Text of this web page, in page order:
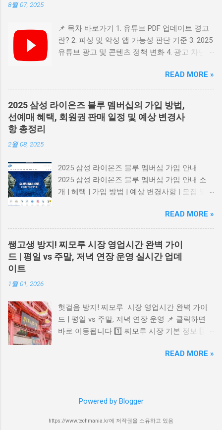
8월 07, 2025
📌 목차 바로가기 1. 유튜브 PDF 업데이트 경고
란? 2. 피싱 및 악성 앱 가능성 판단 기준 3. 2025
유튜브 광고 및 콘텐츠 정책 변화 4. 광고 차단
브 PDF 업데이트 경고란? 일부 사용자들은 유튜
브 접속 시 "PDF 파일을 업데이트 하시오" 같은
메시지를 마주하게 됩니다. 이는 공식 유튜브 알
림이 아닌 광고성 팝업 이자, 악성 소프트웨어
유도 가능성 이 높은 사기 형태입니다. 📎 Adobe
거나 '지금 클릭하세요' 식의 유도 문구 사용 의
심스러운 링크, .apk 파일 등 다운로드 요구 맞춤
법 오류, 문법 오류 등 비전문적 메시지 구성 로
KISA 공식 홈페이지 (한국인터넷진흥원) 3.
2025 유튜브 광고 및 콘텐츠 정책 변화 2025년 7
월부터 유튜브는 반복적·비진정성 콘텐츠 에 대
해 수익 제한 조치를 강화하고 있습니다. 이는
성 을 유지한다면 문제되지 않습니다. 📎 유튜브
파트너 프로그램 정책 보기 4. 광고 차단 프로그
램 관련 정책 현재까지는 광고 차단 프로그램 사
지만, 유튜브는 탐지 기술을 강화 중이며, 앞으
그램(Adblock Plus) 5. 요약 및 보안 수칙 유튜브
READ MORE »
2025 삼성 라이온즈 블루 멤버십의 가입 방법,
선예매 혜택, 회원권 판매 일정 및 예상 변경사
항 총정리
2월 08, 2025
2025 삼성 라이온즈 블루 멤버십 가입 안내
2025 삼성 라이온즈 블루 멤버십 가입 안내 소
개 | 혜택 | 가입 방법 | 예상 변경사항 | 모집 일
십이 2025년을 맞아 새롭게 모집을 시작합니다!
이 멤버십은 라이온즈 팬들에게 특별한 혜택을
제공하는 유료 회원 제도입니다. 블루 멤버십 혜
택 가장 큰 혜택은 일반 예매보다 하루 먼저 티
켓을 예매할 수 있다는 점이에요. 또한, 외야 지
삼성 라이온즈 몰에서 회원권을 구매한 후, 삼성
라이온즈 홈페이지나 앱에서 블루 회원 가입을
완료하면 됩니다. 구체적인 단계는 다음과 같아
온즈 몰에서 블루 멤버십 회원권 선착순 구매 삼
몇 가지 변화가 있을 것으로 예상됩니다: 회원
자격 기간이 2년에서 1년으로 단축될 수 있어요.
READ MORE »
쌩고생 방지! 찌모루 시장 영업시간 완벽 가이
드 | 평일 vs 주말, 저녁 연장 운영 실시간 업데
이트
1월 01, 2026
헛걸음 방지! 찌모루 시장 영업시간 완벽 가이
드 | 평일 vs 주말, 저녁 연장 운영 📌 클릭하면
바로 이동됩니다 1️⃣ 찌모루 시장 기본 정보 2️⃣
항 4️⃣ 위치 & 주변 정보 5️⃣ 유용 링크 버튼 1️⃣
광객과 현지인이 함께 많이 찾는 쇼핑 명소이며
READ MORE »
Powered by Blogger
https://www.techmania.kr에 저작권을 소유하고 있음